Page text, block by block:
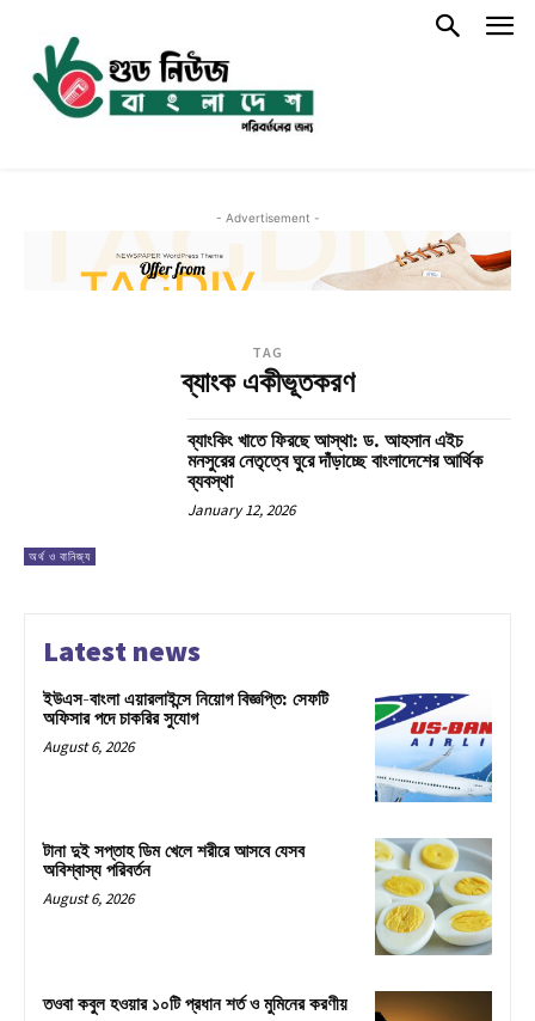
- Advertisement -
TAG
ব্যাংক একীভূতকরণ
অর্থ ও বানিজ্য
ব্যাংকিং খাতে ফিরছে আস্থা: ড. আহসান এইচ
মনসুরের নেতৃত্বে ঘুরে দাঁড়াচ্ছে বাংলাদেশের আর্থিক
ব্যবস্থা
January 12, 2026
Latest news
ইউএস-বাংলা এয়ারলাইন্সে নিয়োগ বিজ্ঞপ্তি: সেফটি
অফিসার পদে চাকরির সুযোগ
August 6, 2026
টানা দুই সপ্তাহ ডিম খেলে শরীরে আসবে যেসব
অবিশ্বাস্য পরিবর্তন
August 6, 2026
তওবা কবুল হওয়ার ১০টি প্রধান শর্ত ও মুমিনের করণীয়